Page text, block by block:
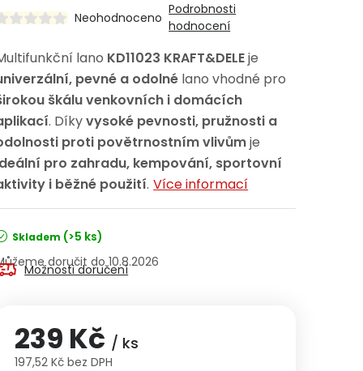
Neohodnoceno
Podrobnosti
hodnocení
lano KD11023 KRAFT&DELEje
pevné a odolné lano vhodné pro
škálu venkovních i domácích
. Díkyvysoké pevnosti, pružnosti a
proti povětrnostním vlivůmje
pro zahradu, kempování, sportovní
i běžné použití. Více informací
Skladem (>5 ks)
10.8.2026
Možnosti doručení
239 Kč / ks
197,52 Kč bez DPH